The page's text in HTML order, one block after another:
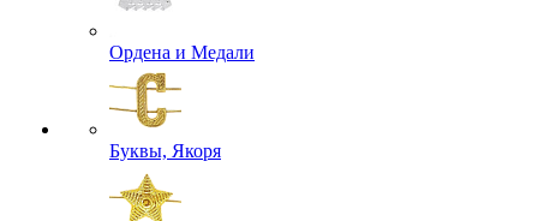
Ордена и Медали
Буквы, Якоря